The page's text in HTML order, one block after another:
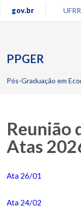
gov.br
PPGER
Pós-Graduação em
Reunião
Atas
Ata 26/01
Ata 24/02